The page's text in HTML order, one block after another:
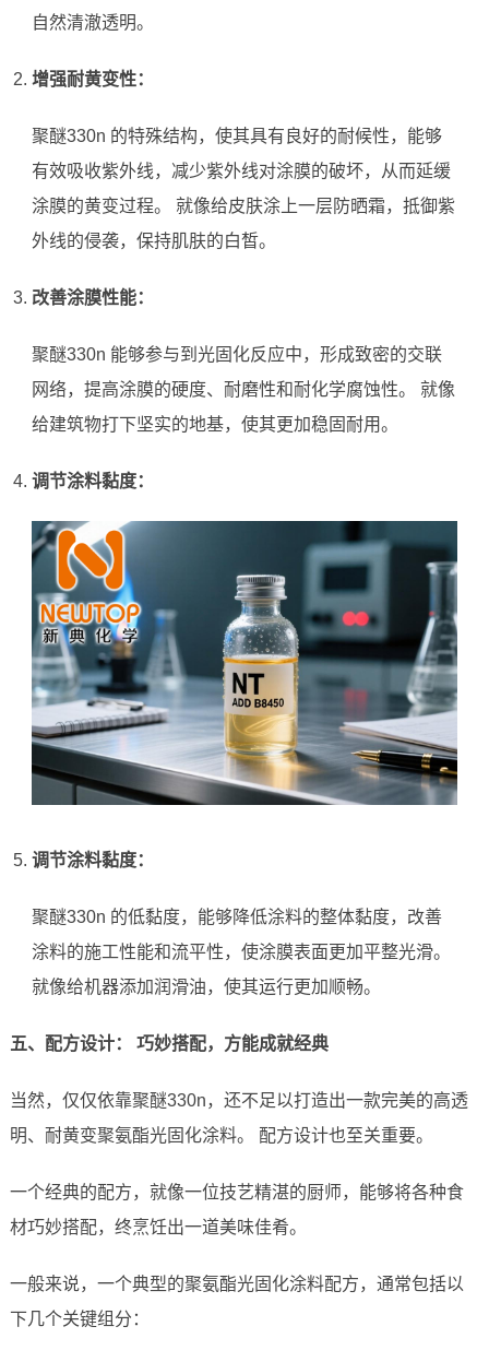
自然清澈透明。
增强耐黄变性：
聚醚330n 的特殊结构，使其具有良好的耐候性，能够
有效吸收紫外线，减少紫外线对涂膜的破坏，从而延缓
涂膜的黄变过程。 就像给皮肤涂上一层防晒霜，抵御紫
外线的侵袭，保持肌肤的白皙。
改善涂膜性能：
聚醚330n 能够参与到光固化反应中，形成致密的交联
网络，提高涂膜的硬度、耐磨性和耐化学腐蚀性。 就像
给建筑物打下坚实的地基，使其更加稳固耐用。
调节涂料黏度：
调节涂料黏度：
聚醚330n 的低黏度，能够降低涂料的整体黏度，改善
涂料的施工性能和流平性，使涂膜表面更加平整光滑。
就像给机器添加润滑油，使其运行更加顺畅。
五、配方设计： 巧妙搭配，方能成就经典
当然，仅仅依靠聚醚330n，还不足以打造出一款完美的高透
明、耐黄变聚氨酯光固化涂料。 配方设计也至关重要。
一个经典的配方，就像一位技艺精湛的厨师，能够将各种食
材巧妙搭配，终烹饪出一道美味佳肴。
一般来说，一个典型的聚氨酯光固化涂料配方，通常包括以
下几个关键组分：